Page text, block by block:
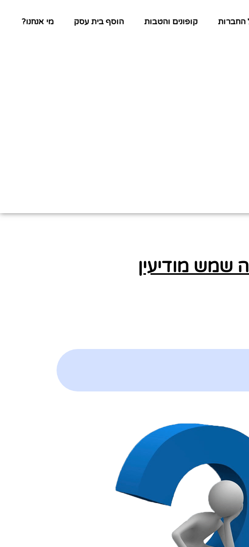
החברות קופונים והטבות הוסף בית עסק מי אנחנו?
שמש מודיעין